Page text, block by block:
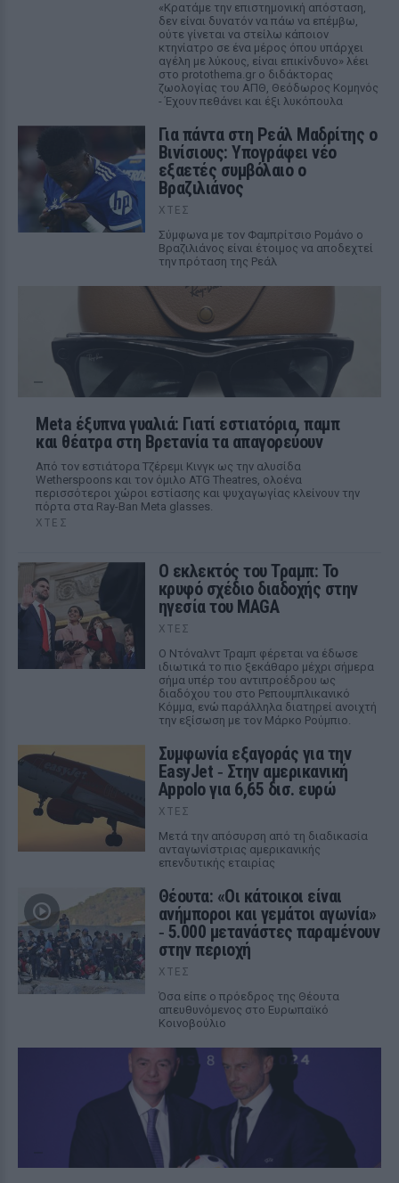
«Κρατάμε την επιστημονική απόσταση,
δεν είναι δυνατόν να πάω να επέμβω,
ούτε γίνεται να στείλω κάποιον
κτηνίατρο σε ένα μέρος όπου υπάρχει
αγέλη με λύκους, είναι επικίνδυνο» λέει
στο protothema.gr ο διδάκτορας
ζωολογίας του ΑΠΘ, Θεόδωρος Κομηνός
- Έχουν πεθάνει και έξι λυκόπουλα
Για πάντα στη Ρεάλ Μαδρίτης ο
Βινίσιους: Υπογράφει νέο
εξαετές συμβόλαιο ο
Βραζιλιάνος
ΧΤΕΣ
Σύμφωνα με τον Φαμπρίτσιο Ρομάνο ο
Βραζιλιάνος είναι έτοιμος να αποδεχτεί
την πρόταση της Ρεάλ
Meta έξυπνα γυαλιά: Γιατί εστιατόρια, παμπ
και θέατρα στη Βρετανία τα απαγορεύουν
Από τον εστιάτορα Τζέρεμι Κινγκ ως την αλυσίδα
Wetherspoons και τον όμιλο ATG Theatres, ολοένα
περισσότεροι χώροι εστίασης και ψυχαγωγίας κλείνουν την
πόρτα στα Ray-Ban Meta glasses.
ΧΤΕΣ
Ο εκλεκτός του Τραμπ: Το
κρυφό σχέδιο διαδοχής στην
ηγεσία του MAGA
ΧΤΕΣ
Ο Ντόναλντ Τραμπ φέρεται να έδωσε
ιδιωτικά το πιο ξεκάθαρο μέχρι σήμερα
σήμα υπέρ του αντιπροέδρου ως
διαδόχου του στο Ρεπουμπλικανικό
Κόμμα, ενώ παράλληλα διατηρεί ανοιχτή
την εξίσωση με τον Μάρκο Ρούμπιο.
Συμφωνία εξαγοράς για την
EasyJet ‑ Στην αμερικανική
Appolo για 6,65 δισ. ευρώ
ΧΤΕΣ
Μετά την απόσυρση από τη διαδικασία
ανταγωνίστριας αμερικανικής
επενδυτικής εταιρίας
Θέουτα: «Οι κάτοικοι είναι
ανήμποροι και γεμάτοι αγωνία»
‑ 5.000 μετανάστες παραμένουν
στην περιοχή
ΧΤΕΣ
Όσα είπε ο πρόεδρος της Θέουτα
απευθυνόμενος στο Ευρωπαϊκό
Κοινοβούλιο